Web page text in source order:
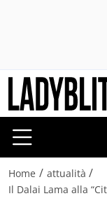
Home / attualità /
Il Dalai Lama alla